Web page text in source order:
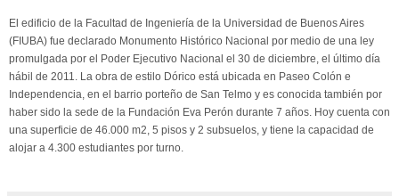
El edificio de la Facultad de Ingeniería de la Universidad de Buenos Aires
(FIUBA) fue declarado Monumento Histórico Nacional por medio de una ley
promulgada por el Poder Ejecutivo Nacional el 30 de diciembre, el último día
hábil de 2011. La obra de estilo Dórico está ubicada en Paseo Colón e
Independencia, en el barrio porteño de San Telmo y es conocida también por
haber sido la sede de la Fundación Eva Perón durante 7 años. Hoy cuenta con
una superficie de 46.000 m2, 5 pisos y 2 subsuelos, y tiene la capacidad de
alojar a 4.300 estudiantes por turno.